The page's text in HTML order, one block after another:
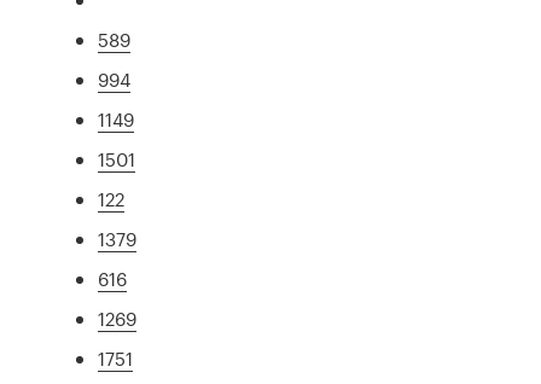
589
994
1149
1501
122
1379
616
1269
1751